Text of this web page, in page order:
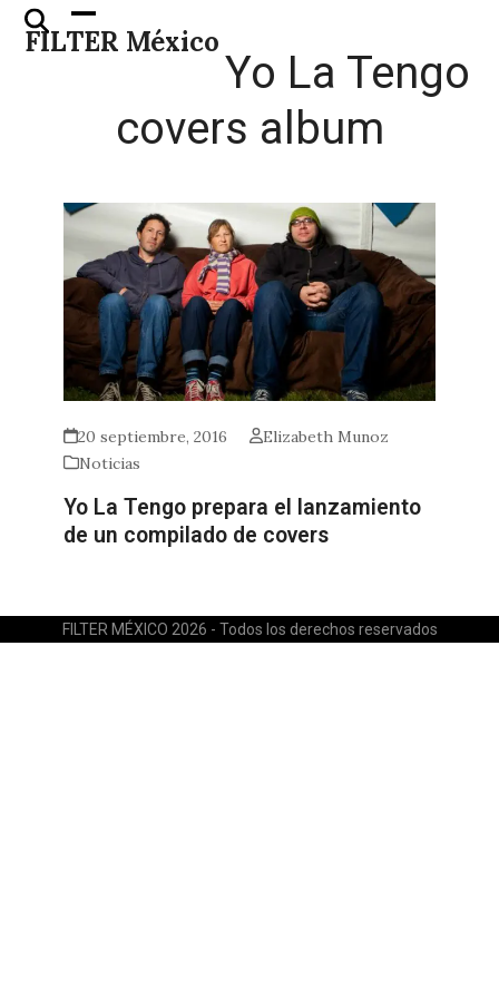
Skip
FILTER México
Open
mobile
Close
mobile
Yo La Tengo
covers album
20 septiembre, 2016
Elizabeth Munoz
Noticias
Yo La Tengo prepara el lanzamiento
de un compilado de covers
FILTER MÉXICO 2026 - Todos los derechos reservados